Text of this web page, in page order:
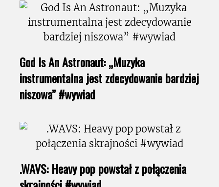
God Is An Astronaut: „Muzyka
instrumentalna jest zdecydowanie bardziej
niszowa” #wywiad
.WAVS: Heavy pop powstał z połączenia